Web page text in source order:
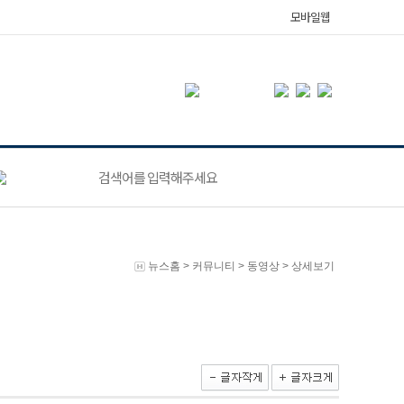
모바일웹
뉴스홈 > 커뮤니티 > 동영상 > 상세보기